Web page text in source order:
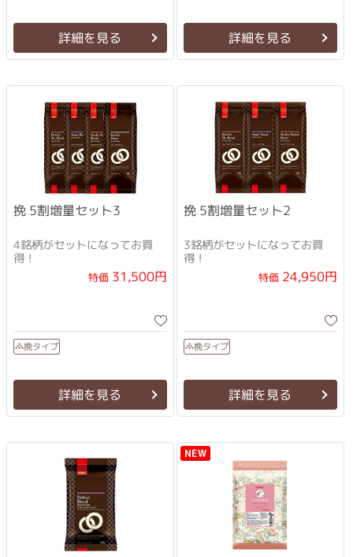
詳細を見る 詳細を見る
挽 5割増量セット3
4銘柄がセットになってお買
得！
特価31,500円
挽タイプ
詳細を見る
挽 5割増量セット2
3銘柄がセットになってお買
得！
特価24,950円
挽タイプ
詳細を見る
NEW